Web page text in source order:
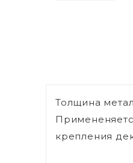
Толщина
крепления